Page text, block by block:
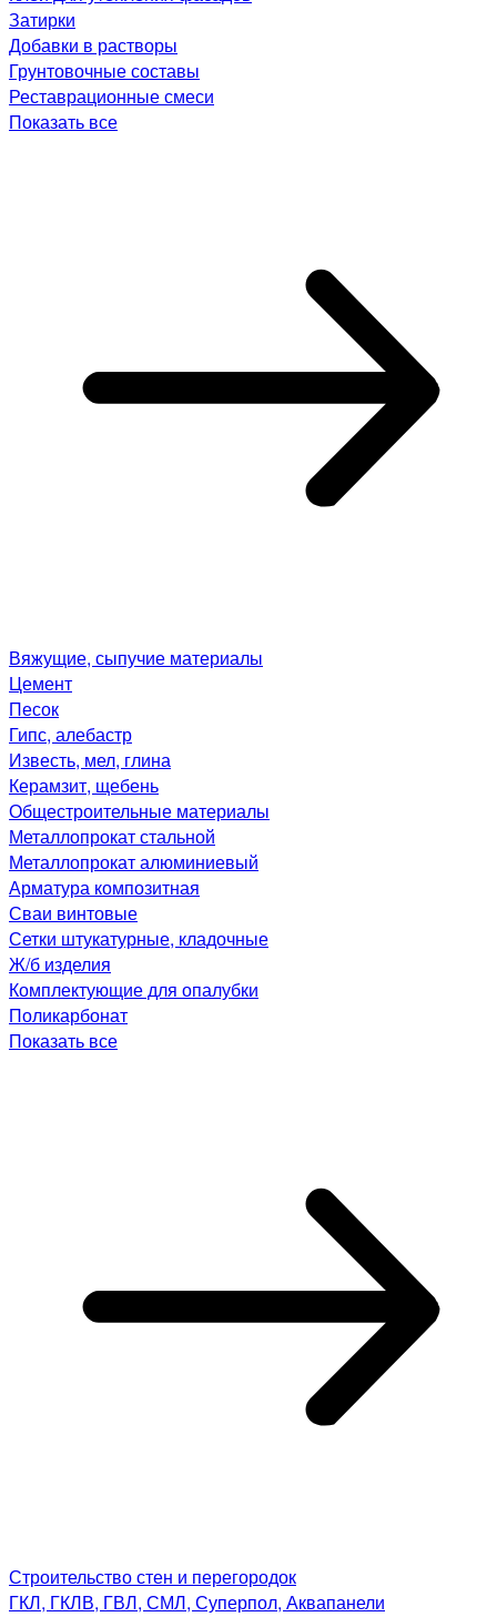
Затирки
Добавки в растворы
Грунтовочные составы
Реставрационные смеси
Показать все
Вяжущие, сыпучие материалы
Цемент
Песок
Гипс, алебастр
Известь, мел, глина
Керамзит, щебень
Общестроительные материалы
Металлопрокат стальной
Металлопрокат алюминиевый
Арматура композитная
Сваи винтовые
Сетки штукатурные, кладочные
Ж/б изделия
Комплектующие для опалубки
Поликарбонат
Показать все
Строительство стен и перегородок
ГКЛ, ГКЛВ, ГВЛ, СМЛ, Суперпол, Аквапанели